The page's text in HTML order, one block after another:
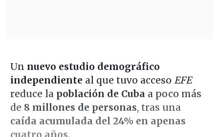
Un nuevo estudio demográfico
independiente al que tuvo acceso EFE
reduce la población de Cuba a poco más
de 8 millones de personas, tras una
caída acumulada del 24% en apenas
cuatro años.